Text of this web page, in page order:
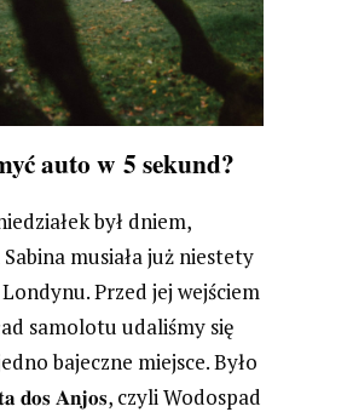
auto w 5 sekund?
był dniem,
musiała już niestety
Przed jej wejściem
samolotu udaliśmy się
bajeczne miejsce. Było
𝐝𝐨𝐬 𝐀𝐧𝐣𝐨𝐬, czyli Wodospad